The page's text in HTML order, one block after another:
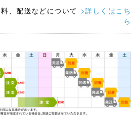
、配送などについて >詳しくはこち
ら